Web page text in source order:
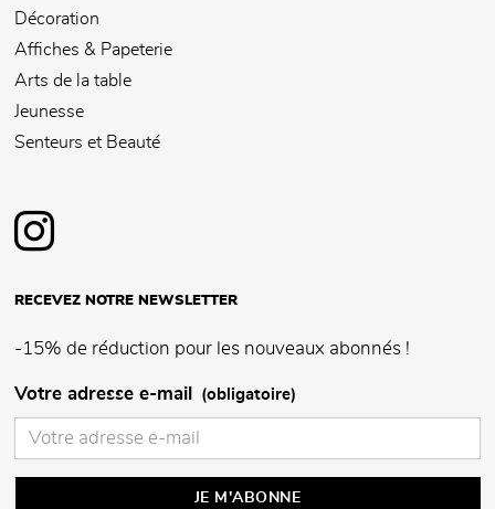
Décoration
Affiches & Papeterie
Arts de la table
Jeunesse
Senteurs et Beauté
RECEVEZ NOTRE NEWSLETTER
-15% de réduction pour les nouveaux abonnés !
Votre adresse e-mail (obligatoire)